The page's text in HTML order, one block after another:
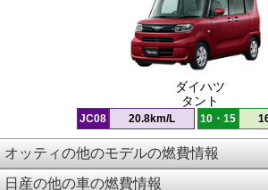
ダイハツ
タント
JC08 20.8km/L 10・15
オッティの他のモデルの燃費情報
日産の他の車の燃費情報